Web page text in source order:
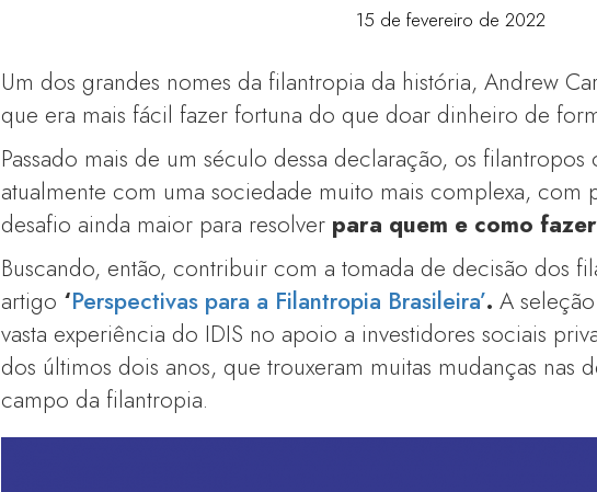
15 de fevereiro de 2022
Um dos grandes nomes da filantropia da história, Andrew
que era mais fácil fazer fortuna do que doar dinheiro de
Passado mais de um século dessa declaração, os
atualmente com uma sociedade muito mais complexa, com
desafio ainda maior para resolver para quem e como
Buscando, então, contribuir com a tomada de decisão dos
artigo ‘Perspectivas para a Filantropia Brasileira’. A
vasta experiência do IDIS no apoio a investidores sociais
dos últimos dois anos, que trouxeram muitas mudanças nas
campo da filantropia.